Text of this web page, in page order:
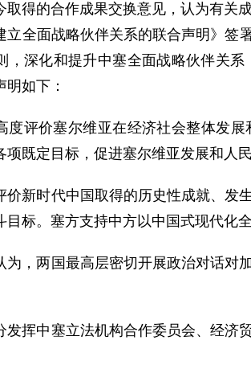
取得的合作成果交换意见，认为有关
立全面战略伙伴关系的联合声明》签
，深化和提升中塞全面战略伙伴关
如下：
度评价塞尔维亚在经济社会整体发
项既定目标，促进塞尔维亚发展和人民
价新时代中国取得的历史性成就、发
目标。塞方支持中方以中国式现代化
为，两国最高层密切开展政治对话对
发挥中塞立法机构合作委员会、经济